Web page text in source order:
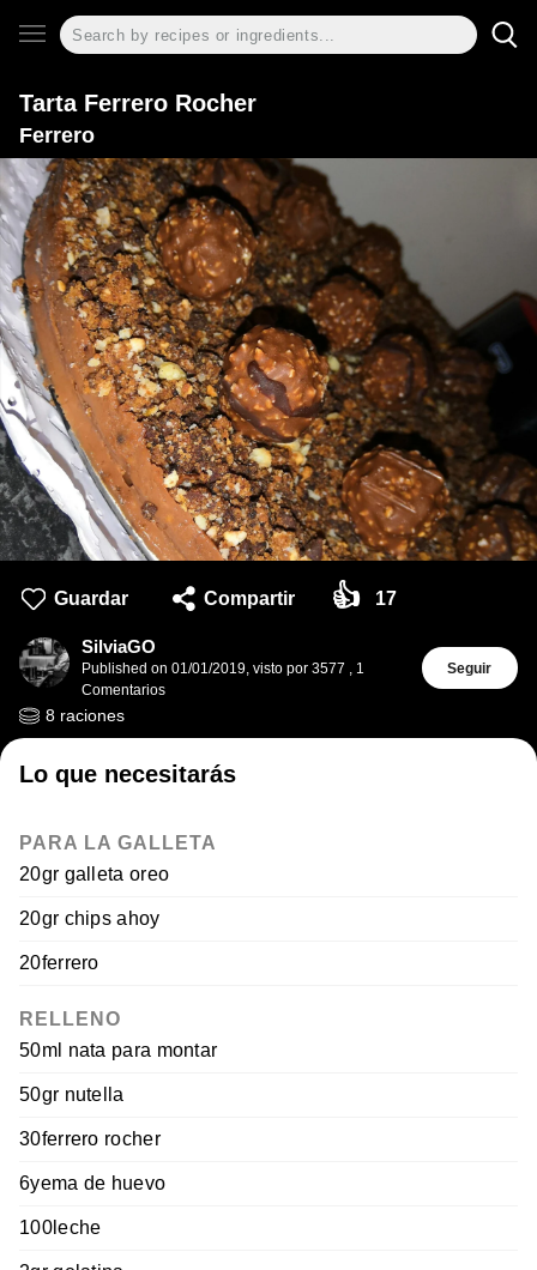
Tarta Ferrero Rocher
Ferrero
Guardar Compartir 👍 17
SilviaGO
Published on 01/01/2019, visto por 3577 , 1
Comentarios
Seguir
8 raciones
Lo que necesitarás
PARA LA GALLETA
20gr galleta oreo
20gr chips ahoy
20ferrero
RELLENO
50ml nata para montar
50gr nutella
30ferrero rocher
6yema de huevo
100leche